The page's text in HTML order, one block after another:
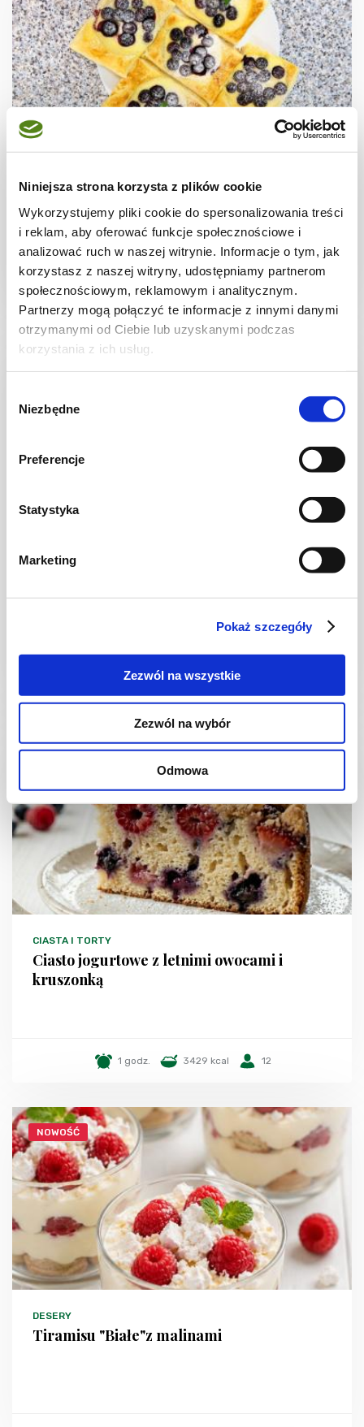
Niniejsza strona korzysta z plików cookie
Wykorzystujemy pliki cookie do spersonalizowania treści
i reklam, aby oferować funkcje społecznościowe i
analizować ruch w naszej witrynie. Informacje o tym, jak
korzystasz z naszej witryny, udostępniamy partnerom
społecznościowym, reklamowym i analitycznym.
Partnerzy mogą połączyć te informacje z innymi danymi
otrzymanymi od Ciebie lub uzyskanymi podczas
korzystania z ich usług.
zgody
Niezbędne
Preferencje
Statystyka
Marketing
Pokaż szczegóły
Zezwól na wszystkie
Zezwól na wybór
Odmowa
Ciastka francuskie z borówkami + film
30 min. 1531 kcal 8
CIASTA I TORTY
frużeliną
4954 kcal
CIASTA I TORTY
Ciasto jogurtowe z letnimi owocami i
kruszonką
1 godz. 3429 kcal 12
NOWOŚĆ
DESERY
Tiramisu "Białe"z malinami